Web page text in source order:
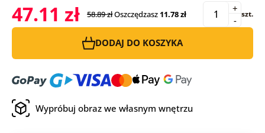
47.11 zł 58.89 złOszczędzasz11.78 zł -
+ szt.
DODAJ DO KOSZYKA
Wypróbuj obraz we własnym wnętrzu